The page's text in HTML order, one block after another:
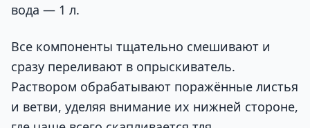
вода — 1 л.
Все компоненты тщательно смешивают и
сразу переливают в опрыскиватель.
Раствором обрабатывают поражённые листья
и ветви, уделяя внимание их нижней стороне,